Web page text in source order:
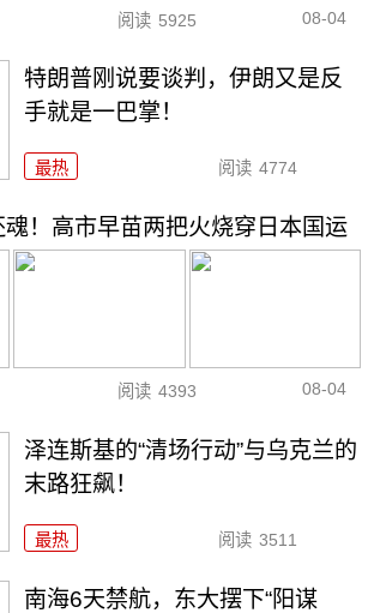
阅读 5925 08-04
特朗普刚说要谈判，伊朗又是反
手就是一巴掌！
最热 阅读 4774
！高市早苗两把火烧穿日本国运
阅读 4393 08-04
泽连斯基的“清场行动”与乌克兰的
末路狂飙！
最热 阅读 3511
南海6天禁航，东大摆下“阳谋